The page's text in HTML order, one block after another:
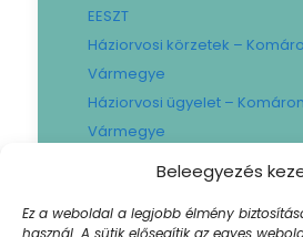
Beleegyezés
Ez a weboldal a legjobb élmény
használ. A sütik elősegítik az egyes
EESZT
Háziorvosi körzetek –
Vármegye
Háziorvosi ügyelet –
Vármegye
Gyógyszertári ügyelet –
Városi Fogászat